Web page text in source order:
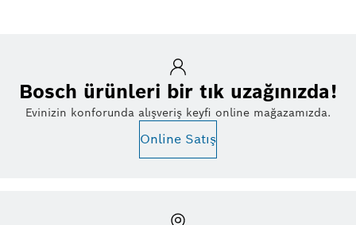
Bosch ürünleri bir tık uzağınızda!
Evinizin konforunda alışveriş keyfi online mağazamızda.
Online Satış